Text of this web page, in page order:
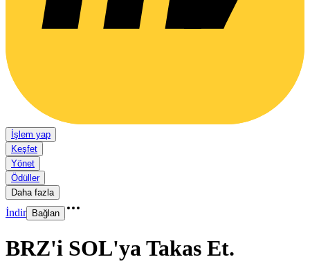
İşlem yap
Keşfet
Yönet
Ödüller
Daha fazla
İndir Bağlan
BRZ'i SOL'ya Takas Et.